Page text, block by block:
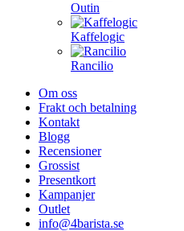
Outin
Kaffelogic
Rancilio
Om oss
Frakt och betalning
Kontakt
Blogg
Recensioner
Grossist
Presentkort
Kampanjer
Outlet
info@4barista.se